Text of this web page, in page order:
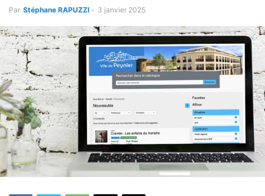
Par Stéphane RAPUZZI - 3 janvier 2025